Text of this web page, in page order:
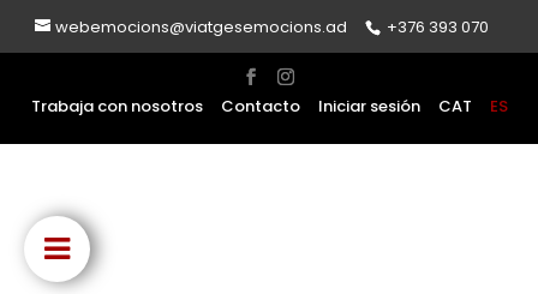
webemocions@viatgesemocions.ad +376 393 070
Trabaja con nosotros Contacto Iniciar sesión CAT ES